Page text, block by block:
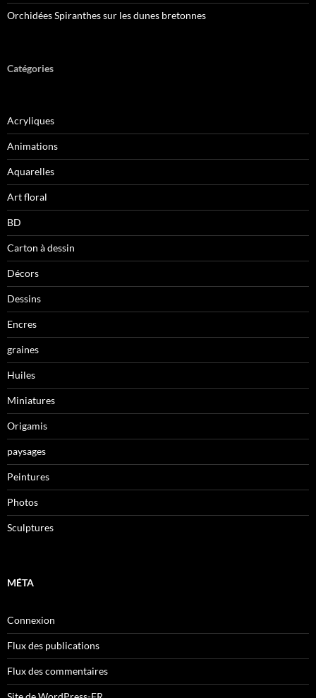
Orchidées Spiranthes sur les dunes bretonnes
Catégories
Acryliques
Animations
Aquarelles
Art floral
BD
Carton à dessin
Décors
Dessins
Encres
graines
Huiles
Miniatures
Origamis
paysages
Peintures
Photos
Sculptures
MÉTA
Connexion
Flux des publications
Flux des commentaires